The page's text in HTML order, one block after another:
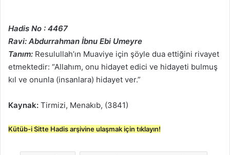
Hadis No : 4467
Ravi: Abdurrahman İbnu Ebi Umeyre
Tanım: Resulullah’ın Muaviye için şöyle dua ettiğini rivayet
etmektedir: “Allahım, onu hidayet edici ve hidayeti bulmuş
kıl ve onunla (insanlara) hidayet ver.”
Kaynak: Tirmizi, Menakıb, (3841)
Kütüb-i Sitte Hadis arşivine ulaşmak için tıklayın!